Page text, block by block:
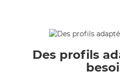
Des profils